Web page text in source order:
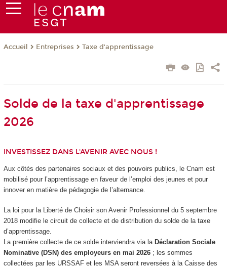
Accueil Entreprises Taxe d'apprentissage
Solde de la taxe d'apprentissage
2026
INVESTISSEZ DANS L'AVENIR AVEC NOUS !
Aux côtés des partenaires sociaux et des pouvoirs publics, le Cnam est
mobilisé pour l’apprentissage en faveur de l’emploi des jeunes et pour
innover en matière de pédagogie de l’alternance.
La loi pour la Liberté de Choisir son Avenir Professionnel du 5 septembre
2018 modifie le circuit de collecte et de distribution du solde de la taxe
d’apprentissage.
La première collecte de ce solde interviendra via la Déclaration Sociale
Nominative (DSN) des employeurs en mai 2026; les sommes
collectées par les URSSAF et les MSA seront reversées à la Caisse des